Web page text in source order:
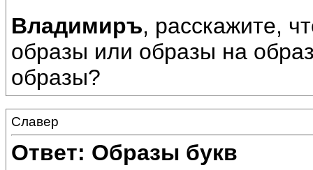
Владимиръ, расскажите,
образы или образы на
образы?
Славер
Ответ: Образы букв